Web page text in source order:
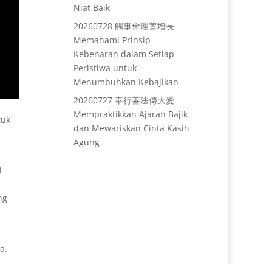
Niat Baik
20260728 觸事會理善增長
Memahami Prinsip
Kebenaran dalam Setiap
Peristiwa untuk
Menumbuhkan Kebajikan
20260727 奉行善法傳大愛
Mempraktikkan Ajaran Bajik
dan Mewariskan Cinta Kasih
Agung